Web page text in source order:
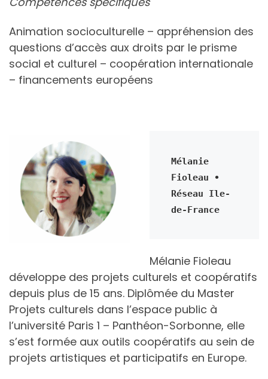
Animation socioculturelle – appréhension des
questions d’accès aux droits par le prisme
social et culturel – coopération internationale
– financements européens
Mélanie
Fioleau •
Réseau Ile-
de-France
Mélanie Fioleau
développe des projets culturels et coopératifs
depuis plus de 15 ans. Diplômée du Master
Projets culturels dans l’espace public à
l’université Paris 1 – Panthéon-Sorbonne, elle
s’est formée aux outils coopératifs au sein de
projets artistiques et participatifs en Europe.